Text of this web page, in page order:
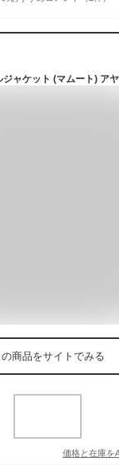
の商品をサイトでみる
価格と在庫を